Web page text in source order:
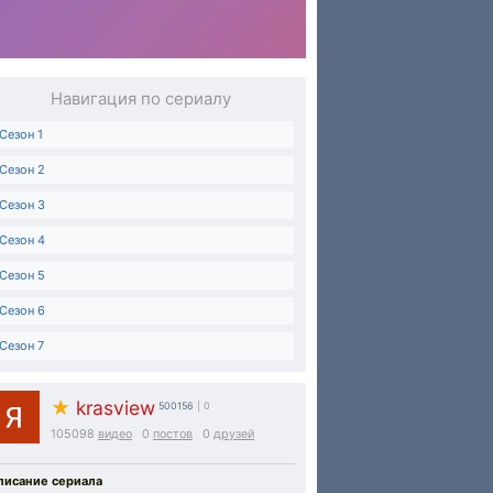
Навигация по сериалу
Сезон 1
Сезон 2
Сезон 3
Сезон 4
Сезон 5
Сезон 6
Сезон 7
★ krasview 500156 | 0
105098 видео 0 постов 0 друзей
сериала